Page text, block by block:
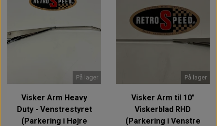
På lager
Visker Arm Heavy
Duty - Venstrestyret
(Parkering i Højre
På lager
Visker Arm til 10"
Viskerblad RHD
(Parkering i Venstre